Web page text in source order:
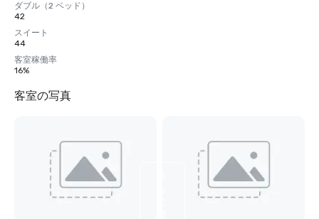
ダブル（2 ベッド）
42
スイート
44
客室稼働率
16%
客室の写真